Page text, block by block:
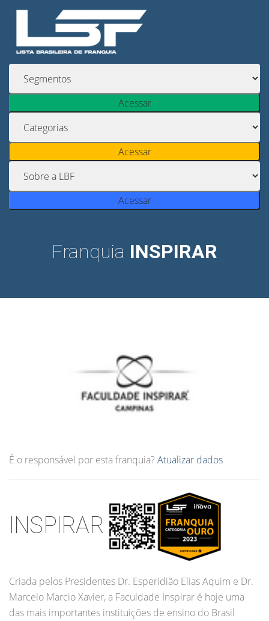
Acessar
Acessar
Acessar
Franquia INSPIRAR
É o responsável por esta franquia? Atualizar dados
INSPIRAR
Criada pelos Presidentes Dr. Esperidião Elias Aquim e Dr.
Marcelo Marcio Xavier, a Faculdade Inspirar é hoje uma
das mais importantes instituições de ensino do Brasil